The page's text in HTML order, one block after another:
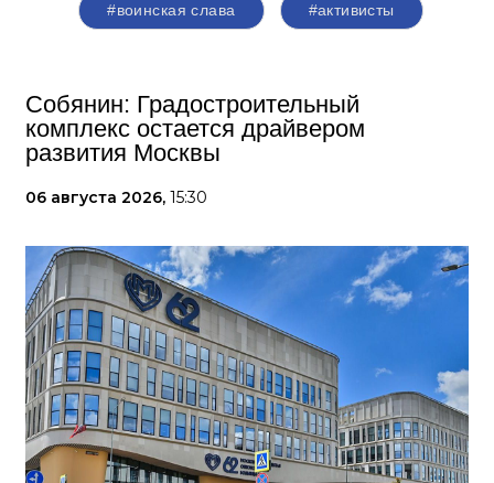
#воинская слава #активисты
Собянин: Градостроительный
комплекс остается драйвером
развития Москвы
06 августа 2026, 15:30